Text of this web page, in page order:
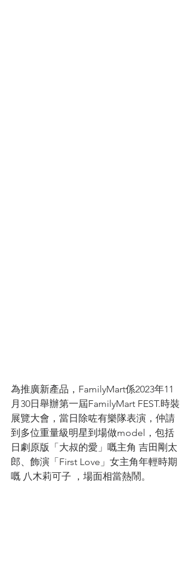
為推廣新產品，FamilyMart係2023年11
月30日舉辦第一屆FamilyMart FEST.時裝
展覽大會，當日除咗有樂隊表演，仲請
到多位重量級明星到場做model，包括
日劇原版「大叔的愛」嘅主角 吉田剛太
郎、飾演「First Love」女主角年輕時期
嘅 八木莉可子 ，場面相當熱鬧。